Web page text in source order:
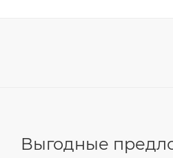
Выгодные